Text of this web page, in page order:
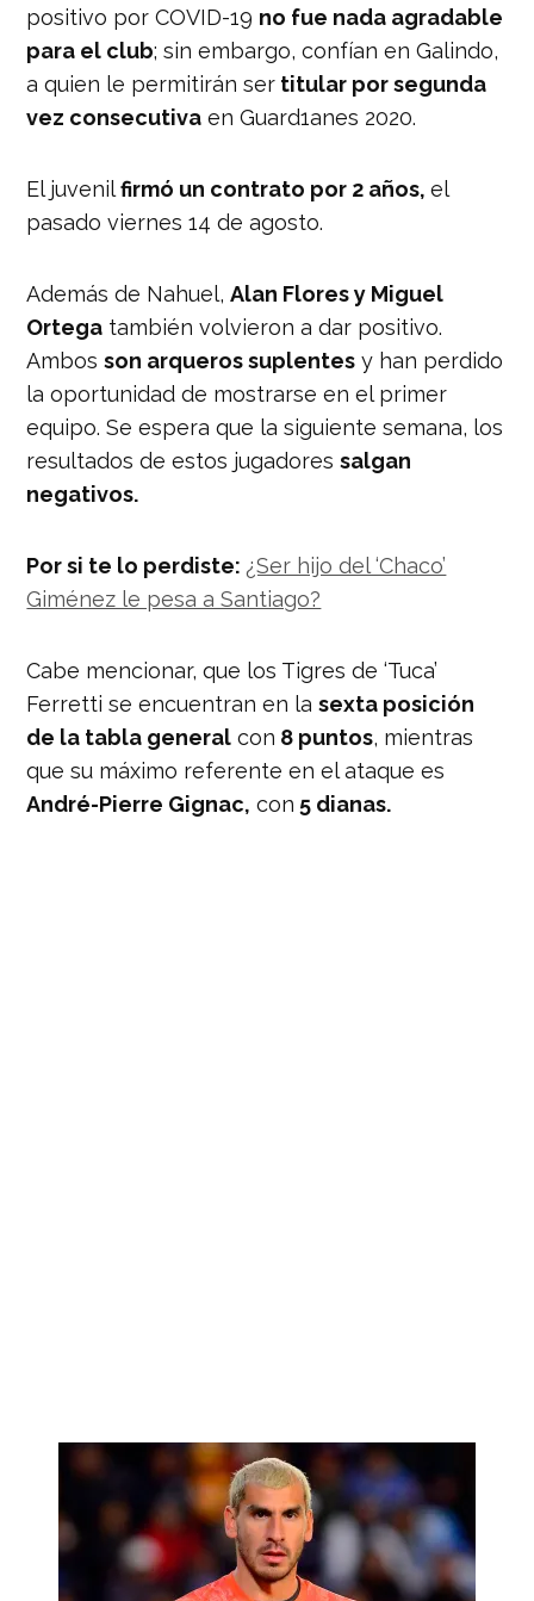
positivo por COVID-19 no fue nada agradable
para el club; sin embargo, confían en Galindo,
a quien le permitirán ser titular por segunda
vez consecutiva en Guard1anes 2020.
El juvenilfirmó un contrato por 2 años,el
pasado viernes 14 de agosto.
Además de Nahuel,Alan Flores y Miguel
Ortega también volvieron a dar positivo.
Ambosson arqueros suplentes y han perdido
la oportunidad de mostrarse en el primer
equipo. Se espera que la siguiente semana, los
resultados de estos jugadoressalgan
negativos.
Por si te lo perdiste: ¿Ser hijo del ‘Chaco’
Giménez le pesa a Santiago?
Cabe mencionar, que los Tigres de ‘Tuca’
Ferretti se encuentran en lasexta posición
de la tabla general con 8 puntos, mientras
que su máximo referente en el ataque es
André-Pierre Gignac, con 5 dianas.